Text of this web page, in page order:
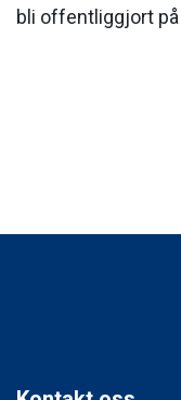
bli offentliggjort